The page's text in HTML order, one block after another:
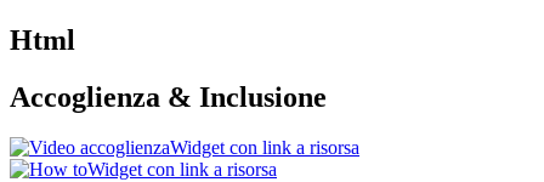
Html
Accoglienza & Inclusione
Widget con link a risorsa
Widget con link a risorsa